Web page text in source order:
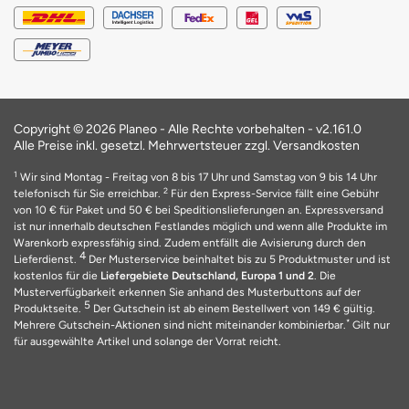
Copyright © 2026 Planeo - Alle Rechte vorbehalten - v2.161.0
Alle Preise inkl. gesetzl. Mehrwertsteuer zzgl. Versandkosten
1 Wir sind Montag - Freitag von 8 bis 17 Uhr und Samstag von 9 bis 14 Uhr
telefonisch für Sie erreichbar. 2 Für den Express-Service fällt eine Gebühr
von 10 € für Paket und 50 € bei Speditionslieferungen an. Expressversand
ist nur innerhalb deutschen Festlandes möglich und wenn alle Produkte im
Warenkorb expressfähig sind. Zudem entfällt die Avisierung durch den
Lieferdienst. 4 Der Musterservice beinhaltet bis zu 5 Produktmuster und ist
kostenlos für die Liefergebiete Deutschland, Europa 1 und 2. Die
Musterverfügbarkeit erkennen Sie anhand des Musterbuttons auf der
Produktseite. 5 Der Gutschein ist ab einem Bestellwert von 149 € gültig.
Mehrere Gutschein-Aktionen sind nicht miteinander kombinierbar.* Gilt nur
für ausgewählte Artikel und solange der Vorrat reicht.